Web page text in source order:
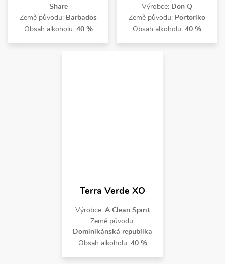
Share
Země původu: Barbados
Obsah alkoholu: 40 %
Výrobce: Don Q
Země původu: Portoriko
Obsah alkoholu: 40 %
Terra Verde XO
Výrobce: A Clean Spirit
Země původu:
Dominikánská republika
Obsah alkoholu: 40 %